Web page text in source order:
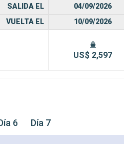
SALIDA EL
VUELTA EL
04/09/2026
10/09/2026
US$ 2,597
6 Día 7